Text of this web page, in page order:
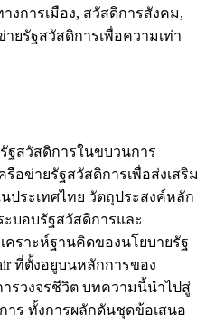
งการเมือง, สวัสดิการสังคม,
ยรัฐสวัสดิการเพื่อความเท่า
ฐสวัสดิการในขบวนการ
รือข่ายรัฐสวัสดิการเพื่อส่งเสริม
ประเทศไทย วัตถุประสงค์หลัก
บอบรัฐสวัสดิการและ
คราะห์ฐานคิดของนโยบายรัฐ
ที่ตั้งอยูบนหลักการของ
รวงจรชีวิต บทความนี้นำไปสู่
าร ทั้งการผลักดันชุดข้อเสนอ